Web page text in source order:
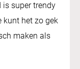
super trendy
kunt het zo gek
maken als